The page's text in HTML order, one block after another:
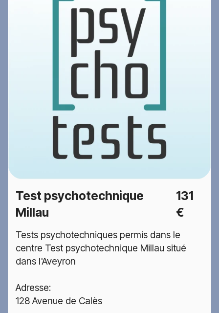
Test psychotechnique
Millau
131
€
Tests psychotechniques permis dans le
centre Test psychotechnique Millau situé
dans l'Aveyron
Adresse:
128 Avenue de Calès